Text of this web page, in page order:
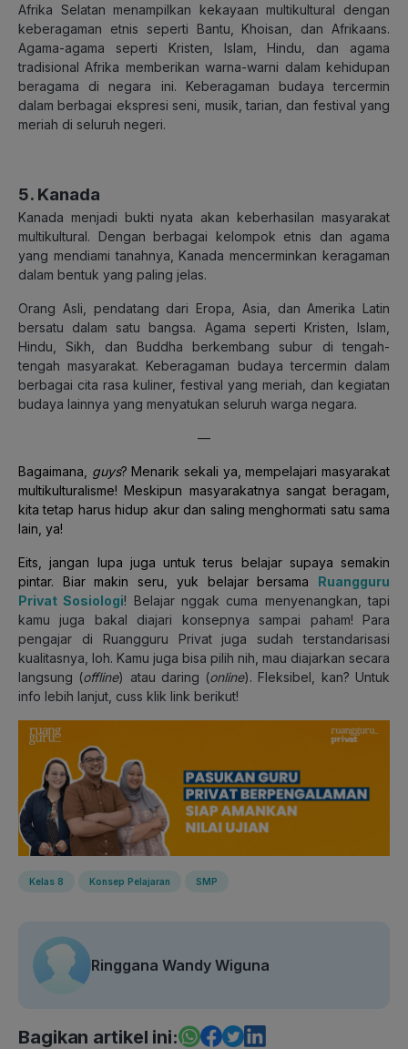
Afrika Selatan menampilkan kekayaan multikultural dengan
keberagaman etnis seperti Bantu, Khoisan, dan Afrikaans.
Agama-agama seperti Kristen, Islam, Hindu, dan agama
tradisional Afrika memberikan warna-warni dalam kehidupan
beragama di negara ini. Keberagaman budaya tercermin
dalam berbagai ekspresi seni, musik, tarian, dan festival yang
meriah di seluruh negeri.
5. Kanada
Kanada menjadi bukti nyata akan keberhasilan masyarakat
multikultural. Dengan berbagai kelompok etnis dan agama
yang mendiami tanahnya, Kanada mencerminkan keragaman
dalam bentuk yang paling jelas.
Orang Asli, pendatang dari Eropa, Asia, dan Amerika Latin
bersatu dalam satu bangsa. Agama seperti Kristen, Islam,
Hindu, Sikh, dan Buddha berkembang subur di tengah-
tengah masyarakat. Keberagaman budaya tercermin dalam
berbagai cita rasa kuliner, festival yang meriah, dan kegiatan
budaya lainnya yang menyatukan seluruh warga negara.
—
Bagaimana, guys? Menarik sekali ya, mempelajari masyarakat
multikulturalisme! Meskipun masyarakatnya sangat beragam,
kita tetap harus hidup akur dan saling menghormati satu sama
lain, ya!
Eits, jangan lupa juga untuk terus belajar supaya semakin
pintar. Biar makin seru, yuk belajar bersama Ruangguru
Privat Sosiologi! Belajar nggak cuma menyenangkan, tapi
kamu juga bakal diajari konsepnya sampai paham! Para
pengajar di Ruangguru Privat juga sudah terstandarisasi
kualitasnya, loh. Kamu juga bisa pilih nih, mau diajarkan secara
langsung (offline) atau daring (online). Fleksibel, kan? Untuk
info lebih lanjut, cuss klik link berikut!
Kelas 8 Konsep Pelajaran SMP
Ringgana Wandy Wiguna
Bagikan artikel ini: